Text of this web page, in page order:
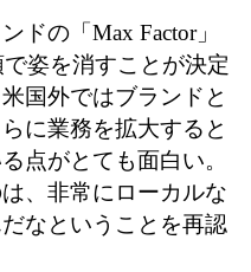
の「Max Factor」
姿を消すことが決定
国外ではブランドと
に業務を拡大すると
点がとても面白い。
、非常にローカルな
なということを再認